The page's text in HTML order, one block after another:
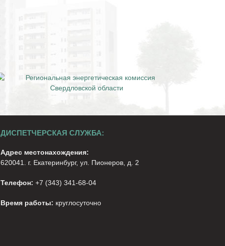
ДИСПЕТЧЕРСКАЯ СЛУЖБА:
Адрес местонахождения:
620041. г. Екатеринбург, ул. Пионеров, д. 2
Телефон: +7 (343) 341-68-04
Время работы: круглосуточно